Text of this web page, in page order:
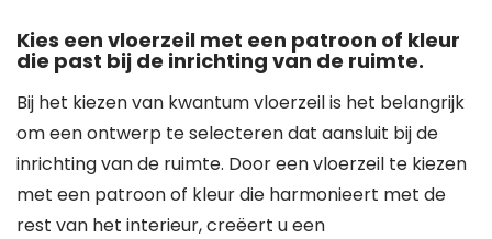
Kies een vloerzeil met een patroon of kleur
die past bij de inrichting van de ruimte.
Bij het kiezen van kwantum vloerzeil is het belangrijk
om een ontwerp te selecteren dat aansluit bij de
inrichting van de ruimte. Door een vloerzeil te kiezen
met een patroon of kleur die harmonieert met de
rest van het interieur, creëert u een